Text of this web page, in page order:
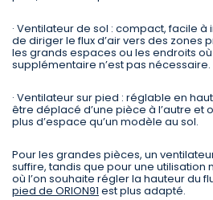
· Ventilateur de sol : compact, facile
de diriger le flux d’air vers des zones
les grands espaces ou les endroits
supplémentaire n’est pas nécessaire.
· Ventilateur sur pied : réglable en
être déplacé d’une pièce à l’autre
plus d’espace qu’un modèle au sol.
Pour les grandes pièces, un
suffire, tandis que pour une utilisation
où l’on souhaite régler la hauteur du
pied de ORION91 est plus adapté.